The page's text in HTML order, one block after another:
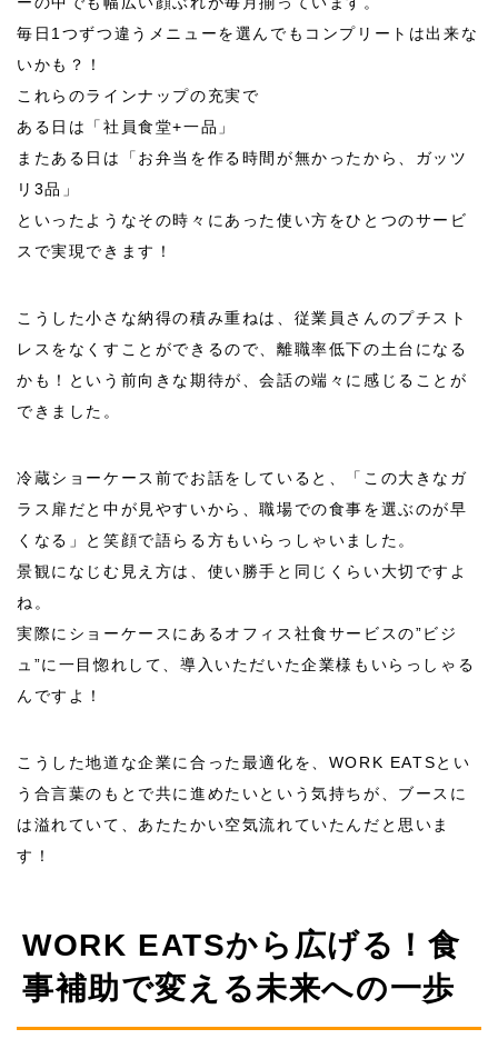
毎日 1 つずつ違うメニューを選んでもコンプリートは出来な
いかも？！
これらのラインナップの充実で
ある日は「社員食堂+一品」
またある日は「お弁当を作る時間が無かったから、ガッツ
リ 3品」
といったようなその時々にあった使い方をひとつのサービ
スで実現できます！
こうした小さな納得の積み重ねは、従業員さんのプチスト
レスをなくすことができるので、離職率低下の土台になる
かも！という前向きな期待が、会話の端々に感じることが
できました。
冷蔵ショーケース前でお話をしていると、「この大きなガ
ラス扉だと中が見やすいから、職場での食事を選ぶのが早
くなる」と笑顔で語らる方もいらっしゃいました。
景観になじむ見え方は、使い勝手と同じくらい大切ですよ
ね。
実際にショーケースにあるオフィス社食サービスの”ビジ
ュ”に一目惚れして、導入いただいた企業様もいらっしゃる
んですよ！
こうした地道な企業に合った最適化を、WORK EATSとい
う合言葉のもとで共に進めたいという気持ちが、ブースに
は溢れていて、あたたかい空気流れていたんだと思いま
す！
WORK EATSから広げる！食
事補助で変える未来への一歩